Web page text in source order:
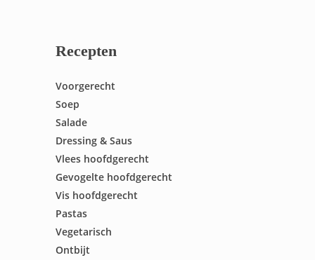
Recepten
Voorgerecht
Soep
Salade
Dressing & Saus
Vlees hoofdgerecht
Gevogelte hoofdgerecht
Vis hoofdgerecht
Pastas
Vegetarisch
Ontbijt